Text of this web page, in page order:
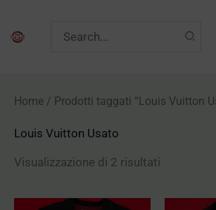
per:
Home / Prodotti taggati “Louis Vuitton
Louis Vuitton Usato
Visualizzazione di 2 risultati